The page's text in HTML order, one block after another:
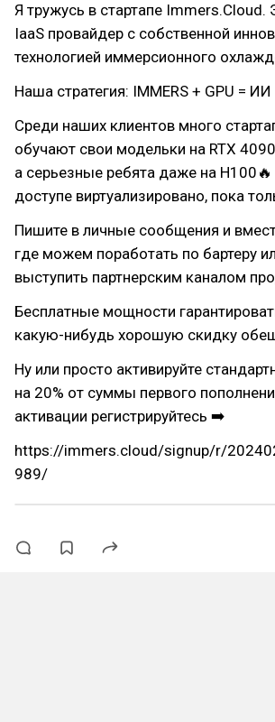
Я тружусь в стартапе Immers.Cloud.
IaaS провайдер с собственной
технологией иммерсионного
Наша стратегия: IMMERS + GPU = ИИ
Среди наших клиентов много
обучают свои модельки на RTX
а серьезные ребята даже на
доступе виртуализировано, пока
Пишите в личные сообщения и
где можем поработать по бартеру
выступить партнерским каналом
Бесплатные мощности
какую-нибудь хорошую скидку
Ну или просто активируйте
на 20% от суммы первого
активации регистрируйтесь ➡️
https://immers.cloud/signup/r/
989/